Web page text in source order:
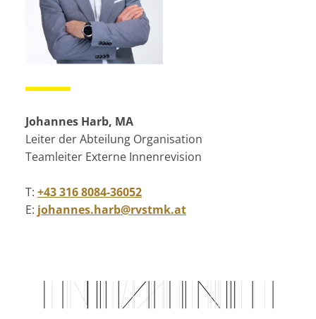
Johannes Harb, MA
Leiter der Abteilung Organisation
Teamleiter Externe Innenrevision
T: +43 316 8084-36052
E: johannes.harb@rvstmk.at